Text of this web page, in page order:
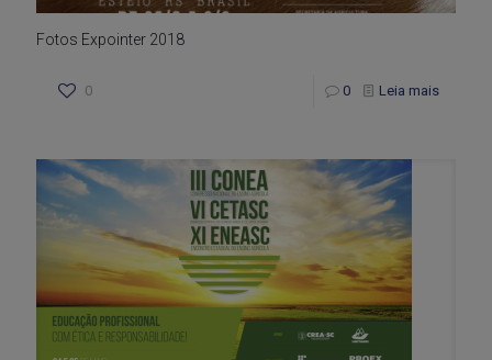
Fotos Expointer 2018
0 0 Leia mais